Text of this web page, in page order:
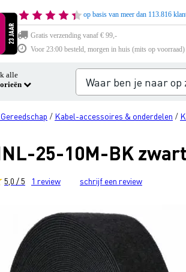
op basis van meer dan 113.816
Gratis verzending vanaf € 99,-
Voor 23:00 besteld, morgen in huis (mits op voorraad)
alle
/ Kabel-accessoires & onderdelen /
25-10M-BK
5,0 / 5 1 review schrijf een review